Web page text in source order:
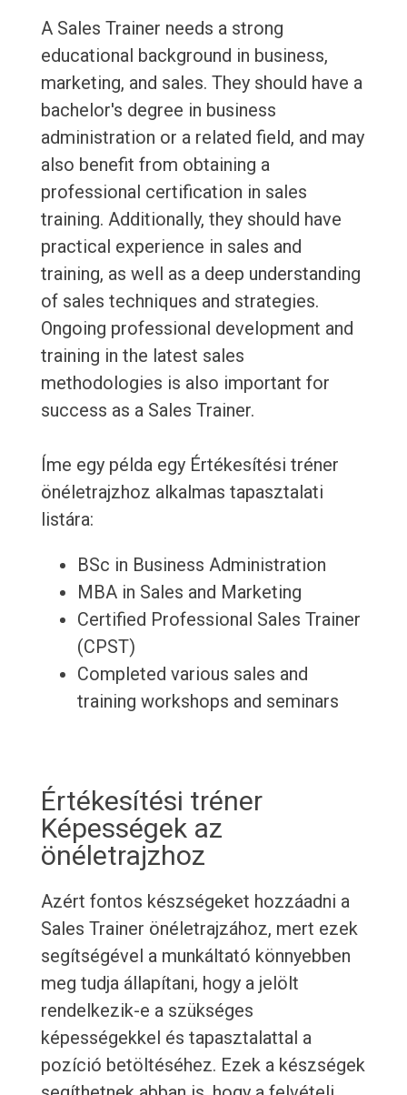
A Sales Trainer needs a strong
educational background in business,
marketing, and sales. They should have a
bachelor's degree in business
administration or a related field, and may
also benefit from obtaining a
professional certification in sales
training. Additionally, they should have
practical experience in sales and
training, as well as a deep understanding
of sales techniques and strategies.
Ongoing professional development and
training in the latest sales
methodologies is also important for
success as a Sales Trainer.
Íme egy példa egy Értékesítési tréner
önéletrajzhoz alkalmas tapasztalati
listára:
BSc in Business Administration
MBA in Sales and Marketing
Certified Professional Sales Trainer
(CPST)
Completed various sales and
training workshops and seminars
Értékesítési tréner
Képességek az
önéletrajzhoz
Azért fontos készségeket hozzáadni a
Sales Trainer önéletrajzához, mert ezek
segítségével a munkáltató könnyebben
meg tudja állapítani, hogy a jelölt
rendelkezik-e a szükséges
képességekkel és tapasztalattal a
pozíció betöltéséhez. Ezek a készségek